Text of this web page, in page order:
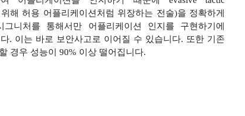
해 허용 어플리케이션처럼 위장하는 전술)을 정확하게
니처를 통해서만 어플리케이션 인지를 구현하기에
. 이는 바로 보안사고로 이어질 수 있습니다. 또한 기존
경우 성능이 90% 이상 떨어집니다.